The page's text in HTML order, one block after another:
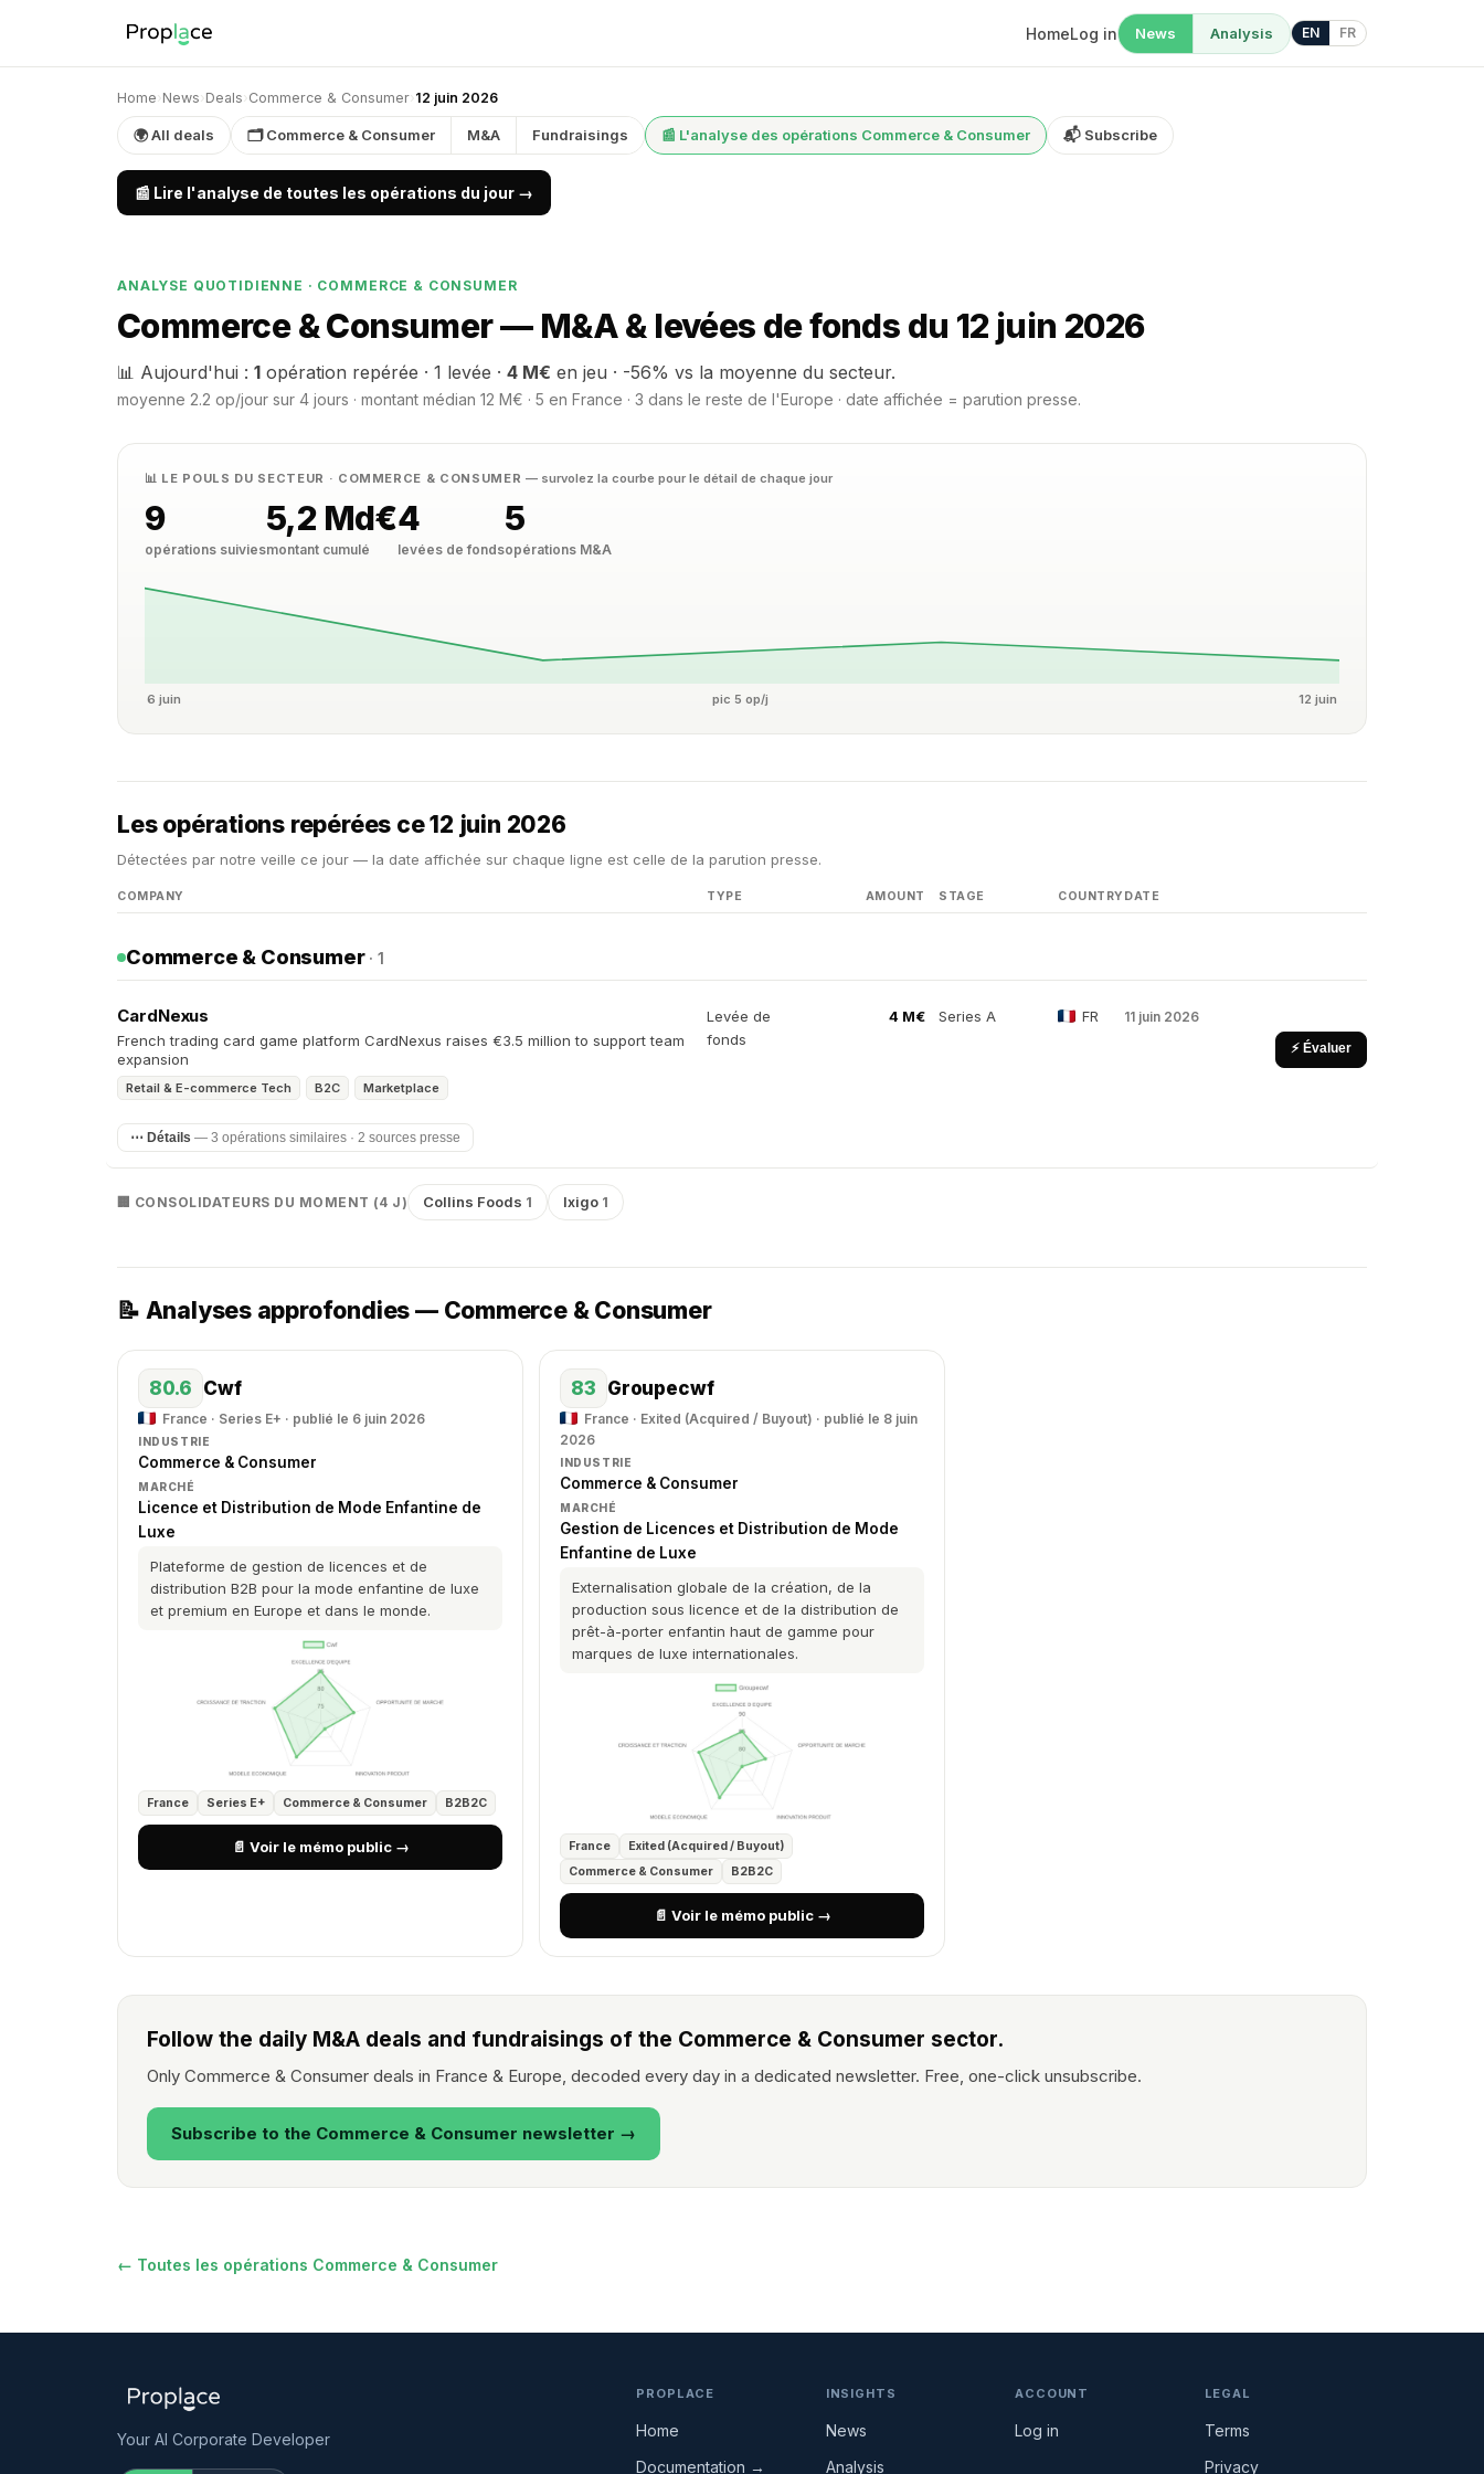
HomeLog in News Analysis EN FR
Home› News› Deals› Commerce & Consumer› 12 juin 2026
🌍 All deals 🗂 Commerce & Consumer M&A Fundraisings 📰 L'analyse des opérations Commerce & Consumer 📬 Subscribe
📰 Lire l'analyse de toutes les opérations du jour →
ANALYSE QUOTIDIENNE · COMMERCE & CONSUMER
Commerce & Consumer — M&A & levées de fonds du 12 juin 2026
📊 Aujourd'hui : 1 opération repérée · 1 levée · 4 M€ en jeu · -56% vs la moyenne du secteur.
moyenne 2.2 op/jour sur 4 jours · montant médian 12 M€ · 5 en France · 3 dans le reste de l'Europe · date affichée = parution presse.
📊 LE POULS DU SECTEUR · COMMERCE & CONSUMER— survolez la courbe pour le détail de chaque jour
9
opérations suivies
5,2 Md€
montant cumulé
4
levées de fonds
5
opérations M&A
6 juin pic 5 op/j 12 juin
Les opérations repérées ce 12 juin 2026
Détectées par notre veille ce jour — la date affichée sur chaque ligne est celle de la parution presse.
COMPANY TYPE AMOUNT STAGE COUNTRY DATE
Commerce & Consumer · 1
CardNexus
French trading card game platform CardNexus raises €3.5 million to support team
expansion
Retail & E-commerce Tech B2C Marketplace
Levée de
fonds
4 M€ Series A FR 11 juin 2026
⚡ Évaluer
⋯ Détails — 3 opérations similaires · 2 sources presse
🏢 CONSOLIDATEURS DU MOMENT (4 J) Collins Foods 1 Ixigo 1
📝 Analyses approfondies — Commerce & Consumer
80.6 Cwf
France · Series E+ · publié le 6 juin 2026
INDUSTRIE
Commerce & Consumer
MARCHÉ
Licence et Distribution de Mode Enfantine de
Luxe
Plateforme de gestion de licences et de
distribution B2B pour la mode enfantine de luxe
et premium en Europe et dans le monde.
France Series E+ Commerce & Consumer B2B2C
📄 Voir le mémo public →
83 Groupecwf
France · Exited (Acquired / Buyout) · publié le 8 juin
2026
INDUSTRIE
Commerce & Consumer
MARCHÉ
Gestion de Licences et Distribution de Mode
Enfantine de Luxe
Externalisation globale de la création, de la
production sous licence et de la distribution de
prêt-à-porter enfantin haut de gamme pour
marques de luxe internationales.
France
Exited (Acquired / Buyout)
Commerce & Consumer
B2B2C
📄 Voir le mémo public →
Follow the daily M&A deals and fundraisings of the Commerce & Consumer sector.
Only Commerce & Consumer deals in France & Europe, decoded every day in a dedicated newsletter. Free, one-click unsubscribe.
Subscribe to the Commerce & Consumer newsletter →
← Toutes les opérations Commerce & Consumer
Your AI Corporate Developer
PROPLACE
Home
Documentation →
INSIGHTS
News
Analysis
ACCOUNT
Log in
LEGAL
Terms
Privacy